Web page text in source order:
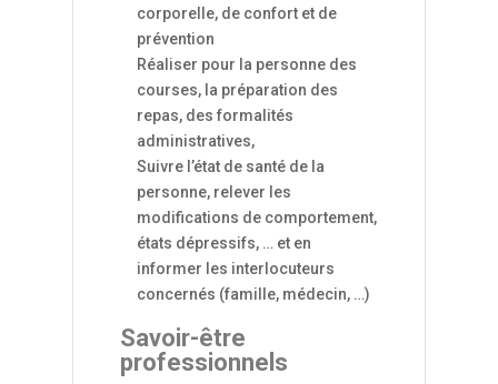
corporelle, de confort et de
prévention
Réaliser pour la personne des
courses, la préparation des
repas, des formalités
administratives,
Suivre l’état de santé de la
personne, relever les
modifications de comportement,
états dépressifs, … et en
informer les interlocuteurs
concernés (famille, médecin, …)
Savoir-être
professionnels